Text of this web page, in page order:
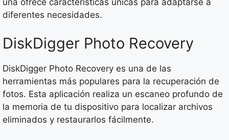
una ofrece características únicas para adaptarse a
diferentes necesidades.
DiskDigger Photo Recovery
DiskDigger Photo Recovery es una de las
herramientas más populares para la recuperación de
fotos. Esta aplicación realiza un escaneo profundo de
la memoria de tu dispositivo para localizar archivos
eliminados y restaurarlos fácilmente.